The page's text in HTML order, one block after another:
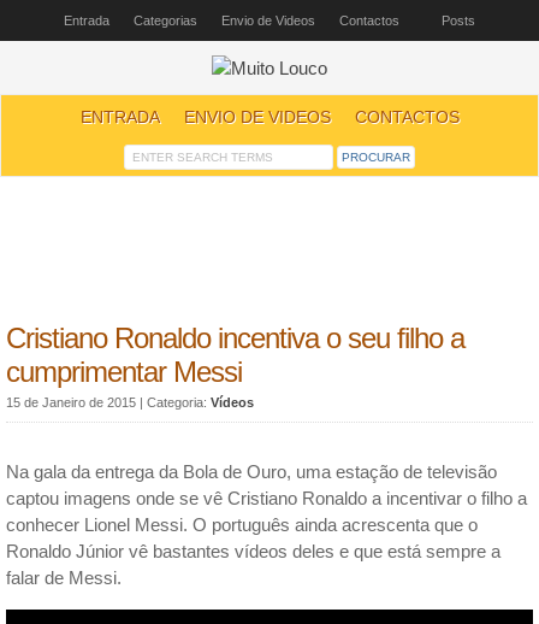
Entrada Categorias Envio de Videos Contactos Posts
ENTRADA ENVIO DE VIDEOS CONTACTOS
Cristiano Ronaldo incentiva o seu filho a
cumprimentar Messi
15 de Janeiro de 2015 | Categoria: Vídeos
Na gala da entrega da Bola de Ouro, uma estação de televisão
captou imagens onde se vê Cristiano Ronaldo a incentivar o filho a
conhecer Lionel Messi. O português ainda acrescenta que o
Ronaldo Júnior vê bastantes vídeos deles e que está sempre a
falar de Messi.